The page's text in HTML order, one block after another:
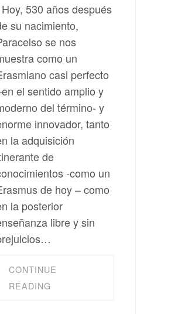
Hoy, 530 años después
su nacimiento,
se nos
como un
casi perfecto
el sentido amplio y
del término- y
innovador, tanto
la adquisición
de
-como un
de hoy – como
la posterior
libre y sin
CONTINUE
READING